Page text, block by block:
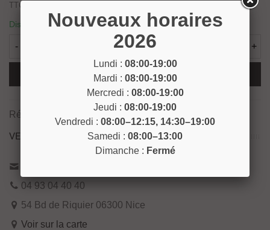
TTC
Disponible
- +
Ajouter Au Panier
Référence:
VENEZ NOUS RENCONTRER !
04 93 04 40 40
54 Bd de Riquier 06300 Nice
Voir sur la carte
Nouveaux horaires
2026
Lundi : 08:00-19:00
Mardi : 08:00-19:00
Mercredi : 08:00-19:00
Jeudi : 08:00-19:00
Vendredi : 08:00–12:15, 14:30–19:00
Samedi : 08:00–13:00
Dimanche : Fermé